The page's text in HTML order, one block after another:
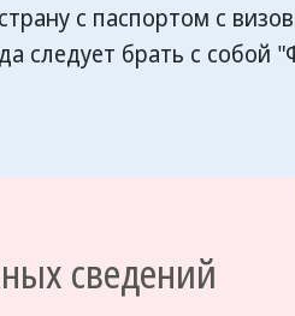
с паспортом с
следует брать с
сведений